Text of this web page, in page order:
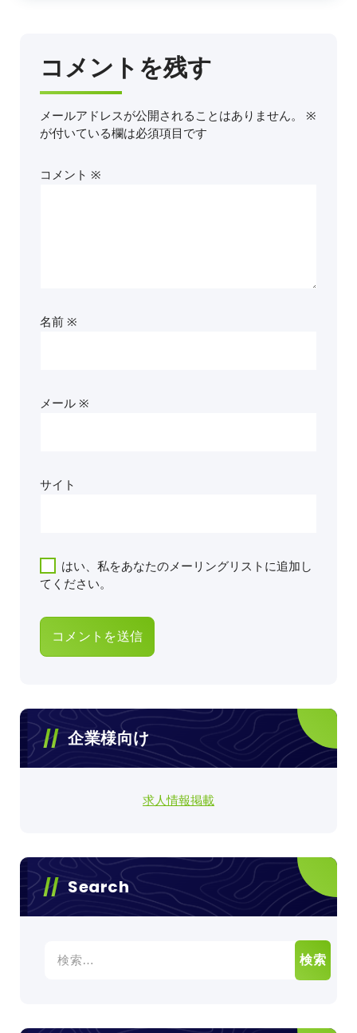
コメントを残す
メールアドレスが公開されることはありません。
※
が付いている欄は必須項目です
コメント ※
名前※
メール※
サイト
はい、私をあなたのメーリングリストに追加し
てください。
企業様向け
求人情報掲載
Search